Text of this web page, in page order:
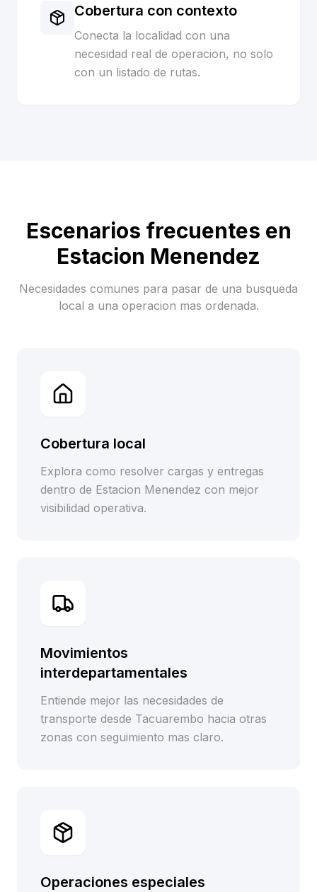
Cobertura con contexto
Conecta la localidad con una
necesidad real de operacion, no solo
con un listado de rutas.
Escenarios frecuentes en
Estacion Menendez
Necesidades comunes para pasar de una busqueda
local a una operacion mas ordenada.
Cobertura local
Explora como resolver cargas y entregas
dentro de Estacion Menendez con mejor
visibilidad operativa.
Movimientos
interdepartamentales
Entiende mejor las necesidades de
transporte desde Tacuarembo hacia otras
zonas con seguimiento mas claro.
Operaciones especiales